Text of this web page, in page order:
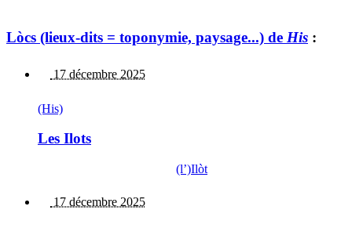
Lòcs (lieux-dits = toponymie, paysage...) de His :
17 décembre 2025
(His)
Les Ilots
(l’)Ilòt
17 décembre 2025